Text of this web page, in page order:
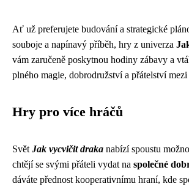
Ať už preferujete budování a strategické
souboje a napínavý příběh, hry z univerza
vám zaručeně poskytnou hodiny zábavy a
plného magie, dobrodružství a přátelství
Hry pro více hráčů
Svět Jak vycvičit draka nabízí spoustu
chtějí se svými přáteli vydat na společné
dáváte přednost kooperativnímu hraní, kde